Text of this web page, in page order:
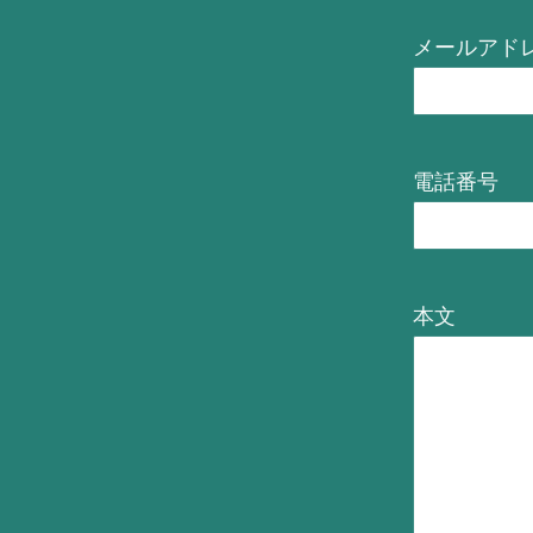
メールアド
電話番号
本文